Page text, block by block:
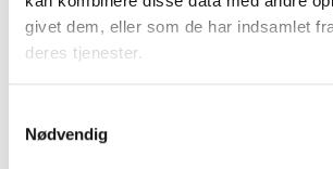
givet dem, eller som de har indsamlet
deres tjenester.
Nødvendig
hosEnergistyrelsen, påSparEnergi.dkog
om tilskud til energibesparelser og
erhvervsvirksomheder (
Energistyrelsens Rådgivningstjeneste
åbningstider for henvendelser (kl. 8-20)